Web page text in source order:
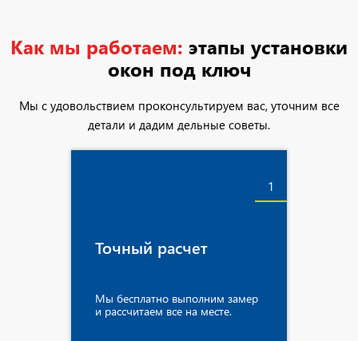
Как мы работаем: этапы установки
окон под ключ
Мы с удовольствием проконсультируем вас, уточним все
детали и дадим дельные советы.
1
Точный расчет
Мы бесплатно выполним замер
и рассчитаем все на месте.